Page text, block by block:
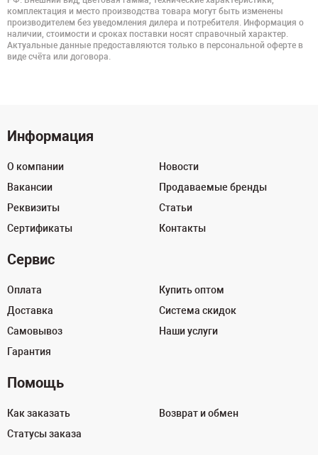
комплектация и место производства товара могут быть изменены
производителем без уведомления дилера и потребителя. Информация о
наличии, стоимости и сроках поставки носят справочный характер.
Актуальные данные предоставляются только в персональной оферте в
виде счёта или договора.
Информация
О компании
Вакансии
Реквизиты
Сертификаты
Новости
Продаваемые бренды
Статьи
Контакты
Сервис
Оплата
Доставка
Самовывоз
Гарантия
Купить оптом
Система скидок
Наши услуги
Помощь
Как заказать
Статусы заказа
Возврат и обмен